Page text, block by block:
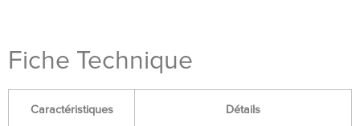
Fiche Technique
Caractéristiques Détails